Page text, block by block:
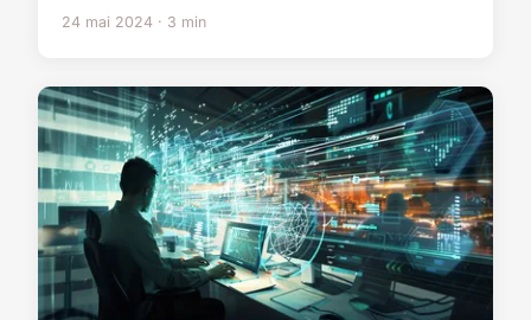
24 mai 2024 · 3 min